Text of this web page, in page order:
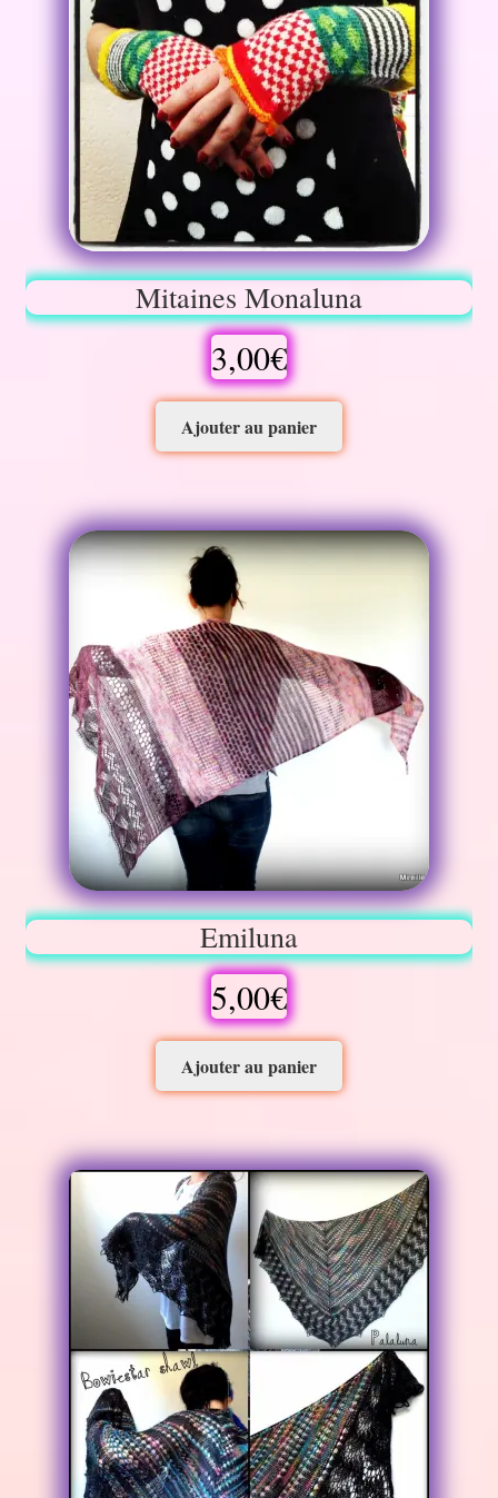
Mitaines Monaluna
3,00€
Ajouter au panier
Emiluna
5,00€
Ajouter au panier